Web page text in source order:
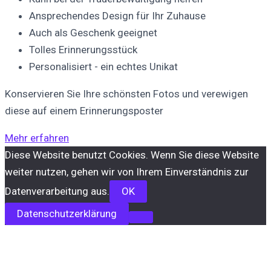
Ansprechendes Design für Ihr Zuhause
Auch als Geschenk geeignet
Tolles Erinnerungsstück
Personalisiert - ein echtes Unikat
Konservieren Sie Ihre schönsten Fotos und verewigen
diese auf einem Erinnerungsposter
Mehr erfahren
Diese Website benutzt Cookies. Wenn Sie diese Website
weiter nutzen, gehen wir von Ihrem Einverständnis zur
Datenverarbeitung aus.
OK
Datenschutzerklärung